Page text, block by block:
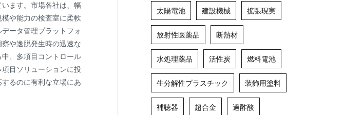
ます。市場各社は、幅
や能力の検査室に柔軟
ータ管理プラットフォ
や逸脱発生時の迅速な
、多項目コントロール
目ソリューションに投
るのに有利な立場にあ
太陽電池 建設機械 拡張現実
放射性医薬品 断熱材
水処理薬品 活性炭 燃料電池
生分解性プラスチック 装飾用塗料
補聴器 超合金 過酢酸